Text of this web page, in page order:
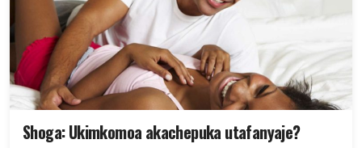
Shoga: Ukimkomoa akachepuka utafanyaje?